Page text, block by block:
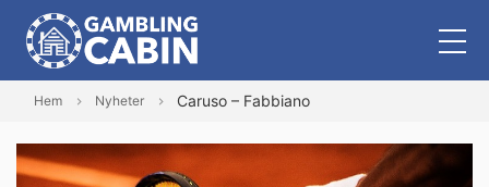
Hem Nyheter Caruso – Fabbiano